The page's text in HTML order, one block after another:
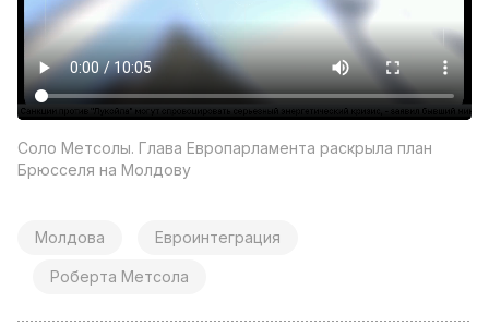
Соло Метсолы. Глава Европарламента раскрыла план
Брюсселя на Молдову
Молдова Евроинтеграция
Роберта Метсола